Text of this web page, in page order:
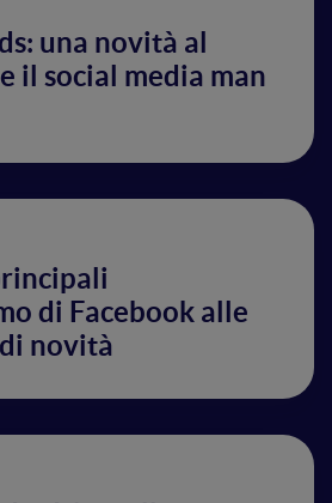
una novità al
il social media man
di Facebook alle
novità